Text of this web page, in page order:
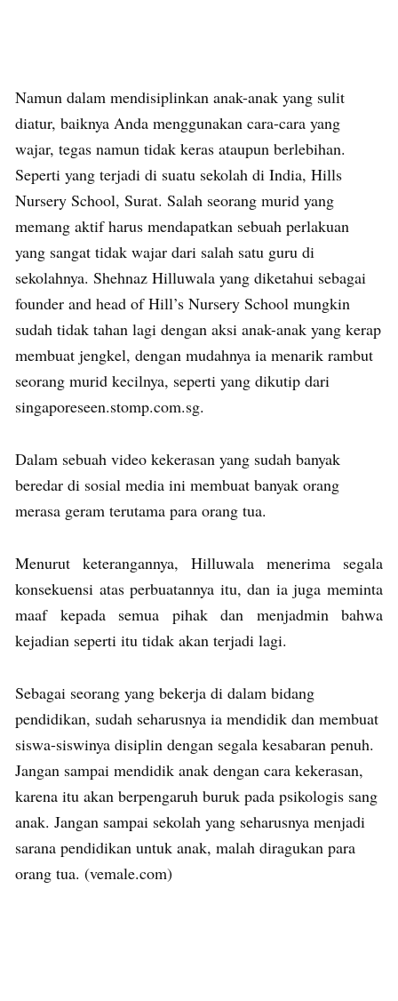
Namun dalam mendisiplinkan anak-anak yang sulit
diatur, baiknya Anda menggunakan cara-cara yang
wajar, tegas namun tidak keras ataupun berlebihan.
Seperti yang terjadi di suatu sekolah di India, Hills
Nursery School, Surat. Salah seorang murid yang
memang aktif harus mendapatkan sebuah perlakuan
yang sangat tidak wajar dari salah satu guru di
sekolahnya. Shehnaz Hilluwala yang diketahui sebagai
founder and head of Hill’s Nursery School mungkin
sudah tidak tahan lagi dengan aksi anak-anak yang kerap
membuat jengkel, dengan mudahnya ia menarik rambut
seorang murid kecilnya, seperti yang dikutip dari
singaporeseen.stomp.com.sg.
Dalam sebuah video kekerasan yang sudah banyak
beredar di sosial media ini membuat banyak orang
merasa geram terutama para orang tua.
Menurut keterangannya, Hilluwala menerima segala
konsekuensi atas perbuatannya itu, dan ia juga meminta
maaf kepada semua pihak dan menjadmin bahwa
kejadian seperti itu tidak akan terjadi lagi.
Sebagai seorang yang bekerja di dalam bidang
pendidikan, sudah seharusnya ia mendidik dan membuat
siswa-siswinya disiplin dengan segala kesabaran penuh.
Jangan sampai mendidik anak dengan cara kekerasan,
karena itu akan berpengaruh buruk pada psikologis sang
anak. Jangan sampai sekolah yang seharusnya menjadi
sarana pendidikan untuk anak, malah diragukan para
orang tua. (vemale.com)